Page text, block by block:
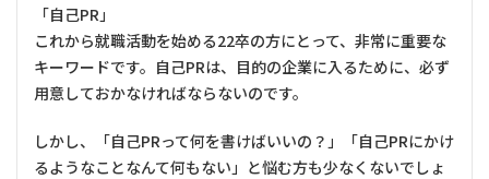
「自己PR」
これから就職活動を始める22卒の方にとって、非常に重要な
キーワードです。自己PRは、目的の企業に入るために、必ず
用意しておかなければならないのです。
しかし、「自己PRって何を書けばいいの？」「自己PRにかけ
るようなことなんて何もない」と悩む方も少なくないでしょ